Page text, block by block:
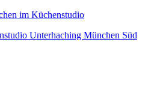
im Küchenstudio
Unterhaching München Süd